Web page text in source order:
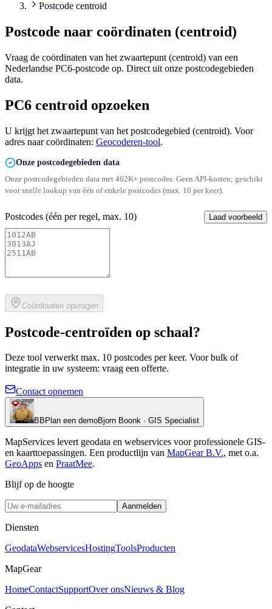
Postcode centroid
Postcode naar coördinaten (centroid)
Vraag de coördinaten van het zwaartepunt (centroid) van een
Nederlandse PC6-postcode op. Direct uit onze postcodegebieden
data.
PC6 centroid opzoeken
U krijgt het zwaartepunt van het postcodegebied (centroid). Voor
adres naar coördinaten: Geocoderen-tool.
Onze postcodegebieden data
Onze postcodegebieden data met 462K+ postcodes. Geen API-kosten; geschikt
voor snelle lookup van één of enkele postcodes (max. 10 per keer).
Postcodes (één per regel, max. 10) Laad voorbeeld
Coördinaten opvragen
Postcode-centroïden op schaal?
Deze tool verwerkt max. 10 postcodes per keer. Voor bulk of
integratie in uw systeem: vraag een offerte.
Contact opnemen
BB Plan een demoBjorn Boonk · GIS Specialist
MapServices levert geodata en webservices voor professionele GIS-
en kaarttoepassingen. Een productlijn van MapGear B.V., met o.a.
GeoApps en PraatMee.
Blijf op de hoogte
Aanmelden
Diensten
GeodataWebservicesHostingToolsProducten
MapGear
HomeContactSupportOver onsNieuws & Blog